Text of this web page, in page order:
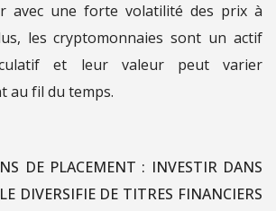
avec une forte volatilité des prix à
les cryptomonnaies sont un actif
et leur valeur peut varier
au fil du temps.
DE PLACEMENT : INVESTIR DANS
DIVERSIFIE DE TITRES FINANCIERS